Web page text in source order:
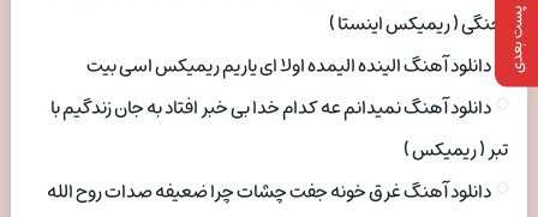
پست بعدی
تجنگی ( ریمیکس اینستا )
دانلود آهنگ الینده الیمده اولا ای یاریم ریمیکس اسی بیت
دانلود آهنگ نمیدانم عه کدام خدا بی خبر افتاد به جان زندگیم با
تبر ( ریمیکس )
دانلود آهنگ غرق خونه جفت چشات چرا ضعیفه صدات روح الله